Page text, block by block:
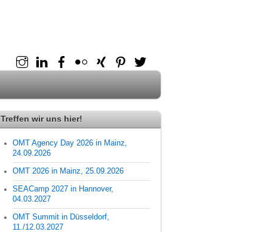
InstagramLinkedinFacebook
flickr XING Pinterest
Treffen wir uns hier!
OMT Agency Day 2026 in Mainz,
24.09.2026
OMT 2026 in Mainz, 25.09.2026
SEACamp 2027 in Hannover,
04.03.2027
OMT Summit in Düsseldorf,
11./12.03.2027